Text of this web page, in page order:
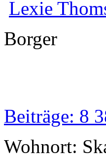
Lexie
Borger
Beiträge: 8
Wohnort: